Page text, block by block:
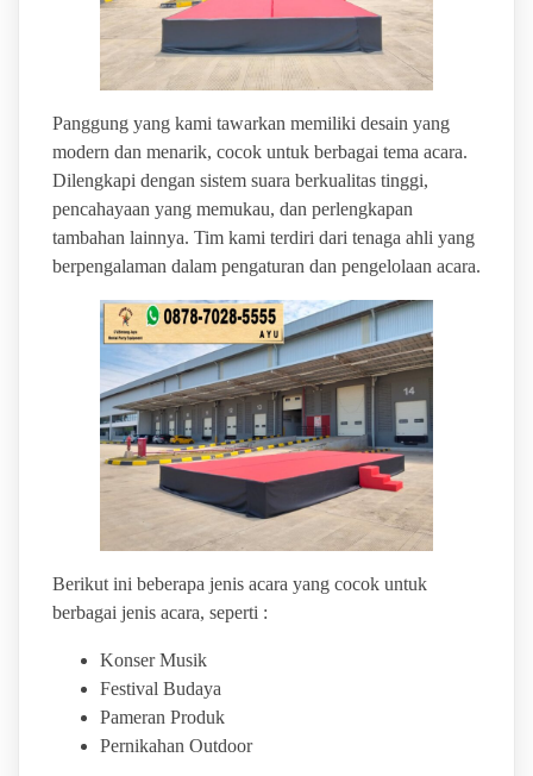
Panggung yang kami tawarkan memiliki desain yang
modern dan menarik, cocok untuk berbagai tema acara.
Dilengkapi dengan sistem suara berkualitas tinggi,
pencahayaan yang memukau, dan perlengkapan
tambahan lainnya. Tim kami terdiri dari tenaga ahli yang
berpengalaman dalam pengaturan dan pengelolaan acara.
Berikut ini beberapa jenis acara yang cocok untuk
berbagai jenis acara, seperti :
Konser Musik
Festival Budaya
Pameran Produk
Pernikahan Outdoor